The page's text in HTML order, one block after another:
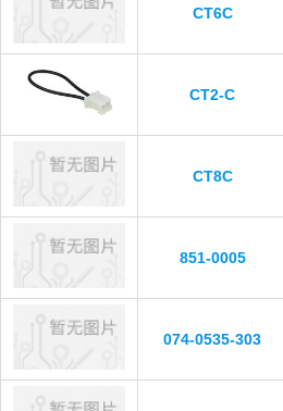
CT6C
CT2-C
CT8C
851-0005
074-0535-303